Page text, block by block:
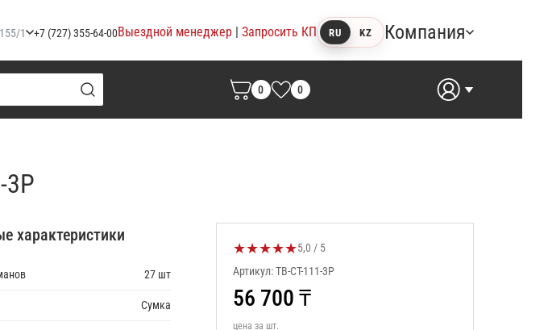
1 +7 (727) 355-64-00Выездной менеджер | Запросить КП RU KZ Компания
0 0
3P
характеристики
27 шт
Сумка
★★★★★Оценка товара:
5,0 / 5
Артикул: TB-CT-111-3P
56 700 ₸
цена за шт.